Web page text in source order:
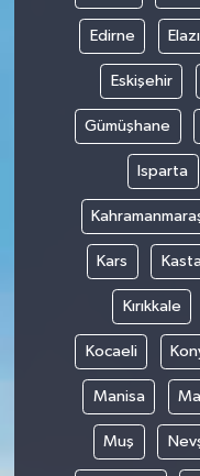
Edirne
Eskişehir
Gümüşhane
Isparta
Kars
Kırıkkale
Kocaeli
Manisa
Muş